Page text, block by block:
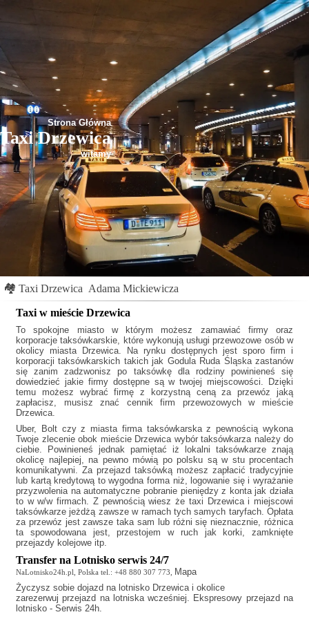
Strona Główna
Taxi Drzewica
witamy
🏘 Taxi Drzewica Adama Mickiewicza
Taxi w mieście Drzewica
To spokojne miasto w którym możesz zamawiać firmy oraz
korporacje taksówkarskie, które wykonują usługi przewozowe osób w
okolicy miasta Drzewica. Na rynku dostępnych jest sporo firm i
korporacji taksówkarskich takich jak Godula Ruda Śląska zastanów
się zanim zadzwonisz po taksówkę dla rodziny powinieneś się
dowiedzieć jakie firmy dostępne są w twojej miejscowości. Dzięki
temu możesz wybrać firmę z korzystną ceną za przewóz jaką
zapłacisz, musisz znać cennik firm przewozowych w mieście
Drzewica.
Uber, Bolt czy z miasta firma taksówkarska z pewnością wykona
Twoje zlecenie obok mieście Drzewica wybór taksówkarza należy do
ciebie. Powinieneś jednak pamiętać iż lokalni taksówkarze znają
okolicę najlepiej, na pewno mówią po polsku są w stu procentach
komunikatywni. Za przejazd taksówką możesz zapłacić tradycyjnie
lub kartą kredytową to wygodna forma niż, logowanie się i wyrażanie
przyzwolenia na automatyczne pobranie pieniędzy z konta jak działa
to w w/w firmach. Z pewnością wiesz że taxi Drzewicai miejscowi
taksówkarze jeżdżą zawsze w ramach tych samych taryfach. Opłata
za przewóz jest zawsze taka sam lub różni się nieznacznie, różnica
ta spowodowana jest, przestojem w ruch jak korki, zamknięte
przejazdy kolejowe itp.
Transfer na Lotnisko serwis 24/7
NaLotnisko24h.pl, Polska tel.: +48 880 307 773, Mapa
Życzysz sobie dojazd na lotnisko Drzewica i okolice
zarezerwuj przejazd na lotniska wcześniej. Ekspresowy przejazd na
lotnisko - Serwis 24h.